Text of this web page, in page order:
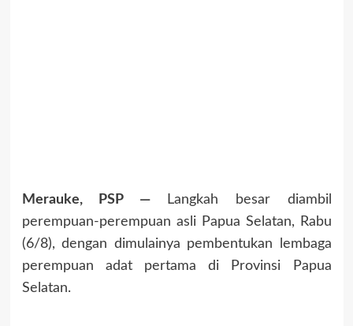
Merauke, PSP —Langkah besar diambil
perempuan-perempuan asli Papua Selatan, Rabu
(6/8), dengan dimulainya pembentukan lembaga
perempuan adat pertama di Provinsi Papua
Selatan.